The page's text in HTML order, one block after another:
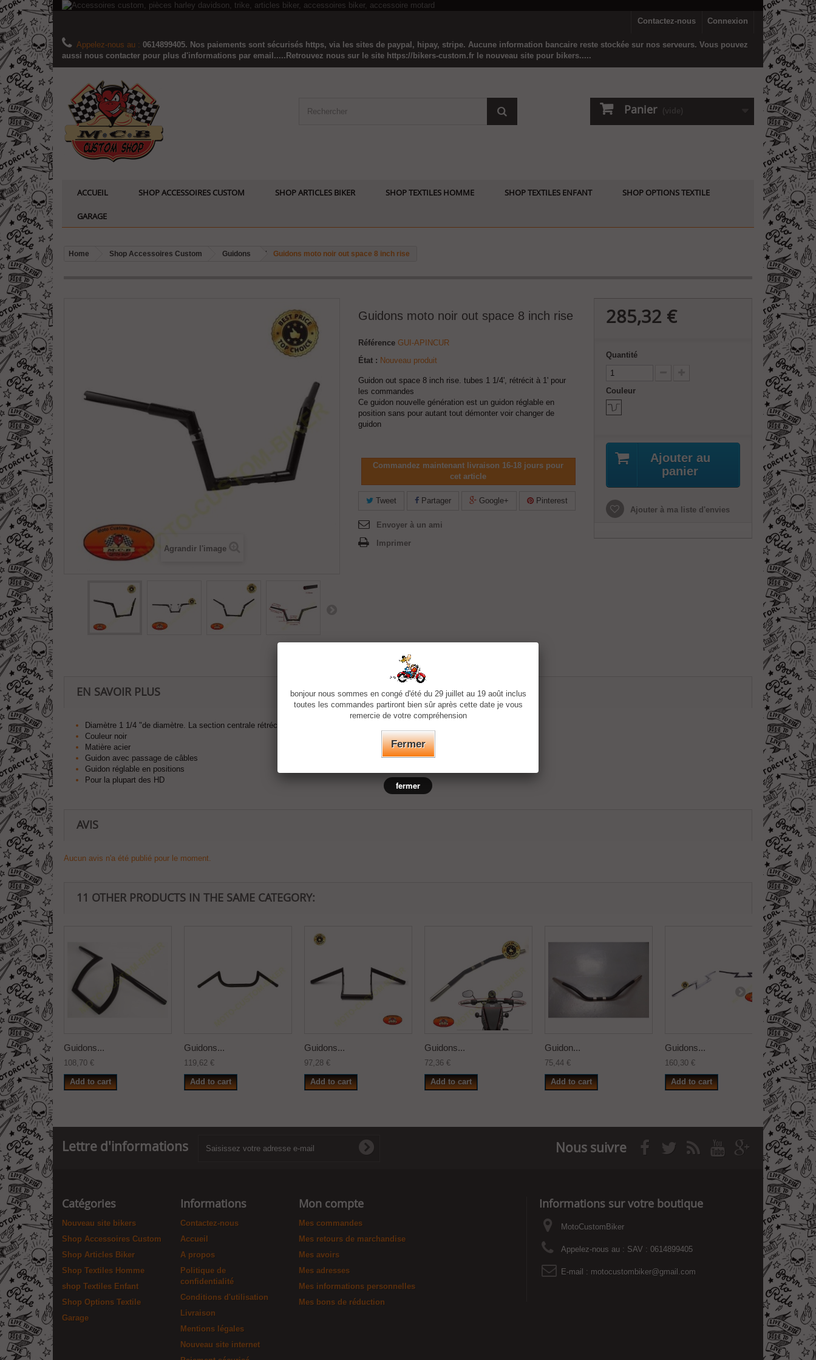
Connexion
Contactez-nous
Appelez-nous au : 0614899405. Nos paiements sont sécurisés https, via les sites de paypal, hipay, stripe. Aucune information bancaire reste stockée sur nos serveurs. Vous pouvez
aussi nous contacter pour plus d'informations par email.....Retrouvez nous sur le site https://bikers-custom.fr le nouveau site pour bikers.....
Panier (vide)
ACCUEIL SHOP ACCESSOIRES CUSTOM SHOP ARTICLES BIKER SHOP TEXTILES HOMME SHOP TEXTILES ENFANT SHOP OPTIONS TEXTILE
GARAGE
Home Shop Accessoires Custom Guidons Guidons moto noir out space 8 inch rise
Agrandir l'image
Guidons moto noir out space 8 inch rise
Référence GUI-APINCUR
État : Nouveau produit
Guidon out space 8 inch rise. tubes 1 1/4', rétrécit à 1' pour
les commandes
Ce guidon nouvelle génération est un guidon réglable en
position sans pour autant tout démonter voir changer de
guidon
Commandez maintenant livraison 16-18 jours pour
cet article
Tweet Partager Google+ Pinterest
Envoyer à un ami
Imprimer
285,32 €
Quantité
Couleur
Ajouter au
panier
Ajouter à ma liste d'envies
EN SAVOIR PLUS
Diamètre 1 1/4 "de diamètre. La section centrale rétrécit à 1 "de sorte que les commandes de guidon standard s'adaptent.
Couleur noir
Matière acier
Guidon avec passage de câbles
Guidon réglable en positions
Pour la plupart des HD
AVIS
Aucun avis n'a été publié pour le moment.
11 OTHER PRODUCTS IN THE SAME CATEGORY:
Guidons...
108,70 €
Add to cart
Guidons...
119,62 €
Add to cart
Guidons...
97,28 €
Add to cart
Guidons...
72,36 €
Add to cart
Guidon...
75,44 €
Add to cart
Guidons...
160,30 €
Add to cart
180,25 €
Add
Lettre d'informations Nous suivre
Catégories
Nouveau site bikers
Shop Accessoires Custom
Shop Articles Biker
Shop Textiles Homme
shop Textiles Enfant
Shop Options Textile
Garage
Informations
Contactez-nous
Accueil
A propos
Politique de
confidentialité
Conditions d'utilisation
Livraison
Mentions légales
Nouveau site internet
Mon compte
Mes commandes
Mes retours de marchandise
Mes avoirs
Mes adresses
Mes informations personnelles
Mes bons de réduction
Informations sur votre boutique
MotoCustomBiker
Appelez-nous au : SAV : 0614899405
E-mail : motocustombiker@gmail.com
bonjour nous sommes en congé d'été du 29 juillet au 19 août inclus
toutes les commandes partiront bien sûr après cette date je vous
remercie de votre compréhension
Fermer
fermer